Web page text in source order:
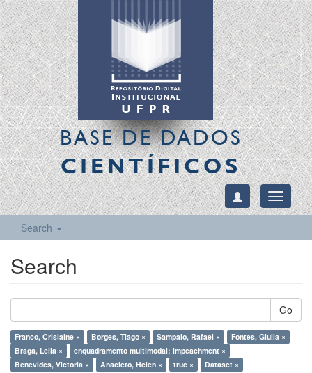
BASE DE DADOS
CIENTÍFICOS
Toggle
Search
Search
Go
Franco, Crislaine × Borges, Tiago × Sampaio, Rafael ×
Fontes, Giulia ×
Braga, Leila ×
enquadramento multimodal; impeachment ×
Benevides, Victoria ×
Anacleto, Helen × true × Dataset ×